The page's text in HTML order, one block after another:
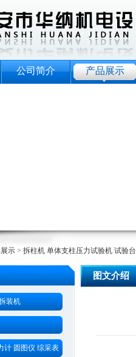
公司简介 产品展示
示 > 拆柱机 单体支柱压力试验机 试验台
装机
计 圆图仪 综采表
图文介绍